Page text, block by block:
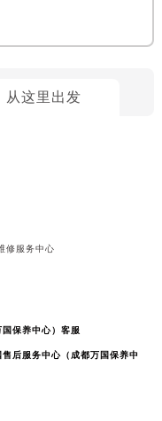
从这里出发
修服务中心
保养中心）客服
后服务中心（成都万国保养中